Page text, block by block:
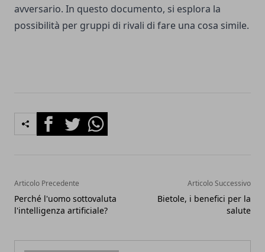
avversario. In questo documento, si esplora la
possibilità per gruppi di rivali di fare una cosa simile.
FacebookTwitterWhatsapp
Articolo Precedente
Perché l'uomo sottovaluta
l'intelligenza artificiale?
Articolo Successivo
Bietole, i benefici per la
salute